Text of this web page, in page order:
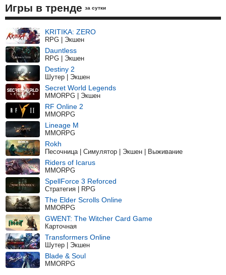
Игры в тренде за сутки
KRITIKA: ZERO
RPG | Экшен
Dauntless
RPG | Экшен
Destiny 2
Шутер | Экшен
Secret World Legends
MMORPG | Экшен
RF Online 2
MMORPG
Lineage M
MMORPG
Rokh
Песочница | Симулятор | Экшен | Выживание
Riders of Icarus
MMORPG
SpellForce 3 Reforced
Стратегия | RPG
The Elder Scrolls Online
MMORPG
GWENT: The Witcher Card Game
Карточная
Transformers Online
Шутер | Экшен
Blade & Soul
MMORPG